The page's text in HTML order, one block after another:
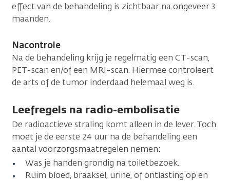
effect van de behandeling is zichtbaar na ongeveer 3
maanden.
Nacontrole
Na de behandeling krijg je regelmatig een CT-scan,
PET-scan en/of een MRI-scan. Hiermee controleert
de arts of de tumor inderdaad helemaal weg is.
Leefregels na radio-embolisatie
De radioactieve straling komt alleen in de lever. Toch
moet je de eerste 24 uur na de behandeling een
aantal voorzorgsmaatregelen nemen:
Was je handen grondig na toiletbezoek.
Ruim bloed, braaksel, urine, of ontlasting op en